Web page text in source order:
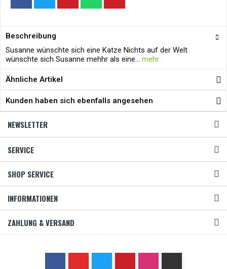
Beschreibung
Susanne wünschte sich eine Katze Nichts auf der Welt
wünschte sich Susanne mehhr als eine... mehr
Ähnliche Artikel
Kunden haben sich ebenfalls angesehen
NEWSLETTER
SERVICE
SHOP SERVICE
INFORMATIONEN
ZAHLUNG & VERSAND